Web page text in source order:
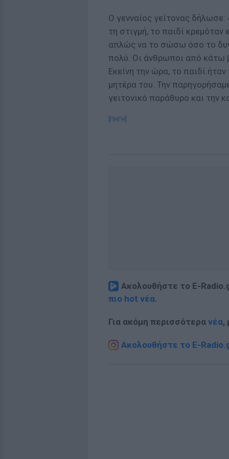
Ο γενναίος γείτονας δήλωσε:
τη στιγμή, το παιδί
απλώς να το σώσω όσο το
πολύ. Οι άνθρωποι από κάτω
Εκείνη την ώρα, το παιδί
μητέρα του. Την
γειτονικό παράθυρο και την
[ΠΗΓΗ]
Ακολουθήστε το E-
πιο hot νέα.
Για ακόμη περισσότερα νέα,
Ακολουθήστε το E-